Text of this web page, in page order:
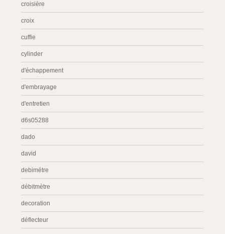
croisière
croix
cuffie
cylinder
d'échappement
d'embrayage
d'entretien
d6s05288
dado
david
debimétre
débitmètre
decoration
déflecteur